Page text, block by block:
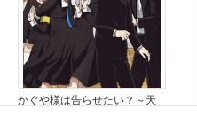
かぐや様は告らせたい？～天